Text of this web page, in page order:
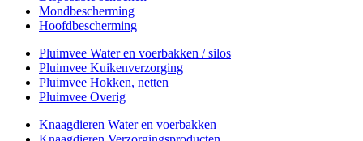
Mondbescherming
Hoofdbescherming
Pluimvee Water en voerbakken / silos
Pluimvee Kuikenverzorging
Pluimvee Hokken, netten
Pluimvee Overig
Knaagdieren Water en voerbakken